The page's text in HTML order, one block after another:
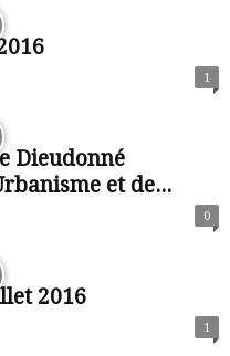
1
Dieudonné
et de...
0
2016
1